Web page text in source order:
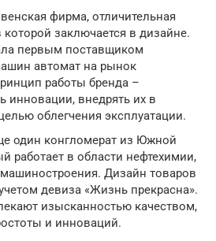
фирма, отличительная
которой заключается в дизайне.
первым поставщиком
автомат на рынок
работы бренда –
инновации, внедрять их в
облегчения эксплуатации.
один конгломерат из Южной
работает в области нефтехимии,
Дизайн товаров
девиза «Жизнь прекрасна».
изысканностью качеством,
и инноваций.